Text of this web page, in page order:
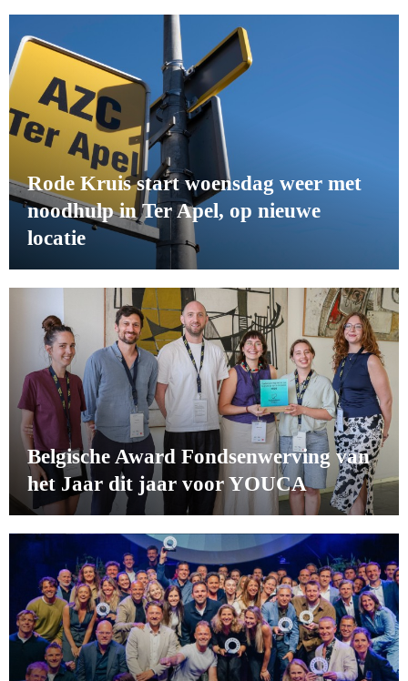
Rode Kruis start woensdag weer met
noodhulp in Ter Apel, op nieuwe
locatie
Belgische Award Fondsenwerving van
het Jaar dit jaar voor YOUCA